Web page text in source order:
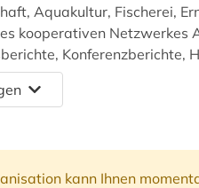
Aquakultur, Fischerei,
kooperativen Netzwerkes
Konferenzberichte,
kann Ihnen